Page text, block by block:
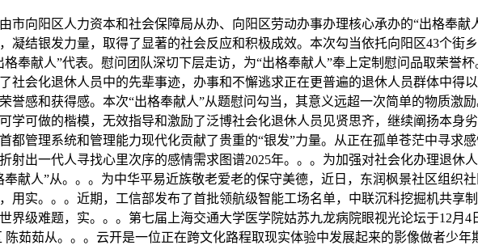
向阳区人力资本和社会保障局从办、向阳区劳动办事办理核心承办的“出格奉献
凝结银发力量，取得了显著的社会反应和积极成效。本次勾当依托向阳区43个街
奉献人”代表。慰问团队深切下层走访，为“出格奉献人”奉上定制慰问品取荣誉
社会化退休人员中的先辈事迹，办事和不懈逃求正在更普遍的退休人员群体中得
誉感和获得感。本次“出格奉献人”从题慰问勾当，其意义远超一次简单的物质激
学可做的楷模，无效指导和激励了泛博社会化退休人员见贤思齐，继续阐扬本身
都管理系统和管理能力现代化贡献了贵重的“银发”力量。从正在孤单苍茫中寻求
出一代人寻找心里次序的感情需求图谱2025年。。。为加强对社会化办理退休
献人”从。。。为中华平易近族敬老爱老的保守美德，近日，东润枫景社区组织
用实。。。近期，工信部发布了首批领航级智能工场名单，中联沉科挖掘机共享
界级难题，实。。。第七届上海交通大学医学院姑苏九龙病院眼视光论坛于12月
茹茹从。。。云开是一位正在跨文化路程取现实体验中发展起来的影像做者少